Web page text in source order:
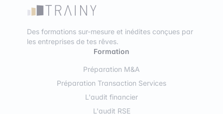
Des formations sur-mesure et inédites conçues par
les entreprises de tes rêves.
Formation
Préparation M&A
Préparation Transaction Services
L'audit financier
L'audit RSE